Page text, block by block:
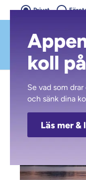
Privat
Nyhetsarkiv
24
koll
Se vad som
och sänk dina
Läs mer &